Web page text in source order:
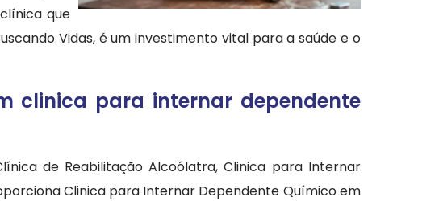
que
Vidas, é um investimento vital para a saúde e o
clinica para internar dependente
de Reabilitação Alcoólatra, Clinica para Internar
Clinica para Internar Dependente Químico em